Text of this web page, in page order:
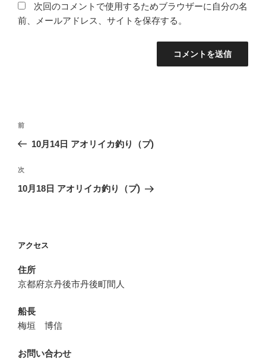
次回のコメントで使用するためブラウザーに自分の名
前、メールアドレス、サイトを保存する。
投
ビ
ゲ
ン
前
の
稿
前
10月14日 アオリイカ釣り（プ)
次
の
次
10月18日 アオリイカ釣り（プ)
アクセス
住所
京都府京丹後市丹後町間人
船長
梅垣 博信
お問い合わせ